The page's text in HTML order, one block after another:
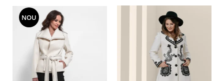
NOU